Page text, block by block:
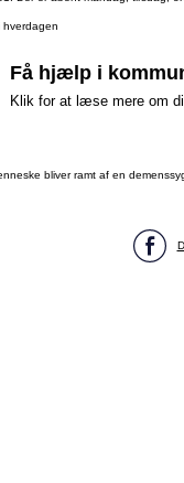
hverdagen
Få hjælp i
Klik for at læse mere om
Du er altid velkommen til at
Personlig udvalgt hjælper
Afløsning og aflastning
Genoptræning til
bliver ramt af en